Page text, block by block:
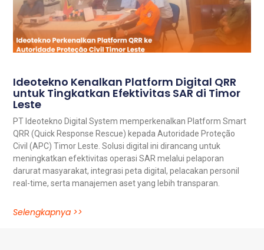
Ideotekno Kenalkan Platform Digital QRR
untuk Tingkatkan Efektivitas SAR di Timor
Leste
PT Ideotekno Digital System memperkenalkan Platform Smart
QRR (Quick Response Rescue) kepada Autoridade Proteção
Civil (APC) Timor Leste. Solusi digital ini dirancang untuk
meningkatkan efektivitas operasi SAR melalui pelaporan
darurat masyarakat, integrasi peta digital, pelacakan personil
real-time, serta manajemen aset yang lebih transparan.
Selengkapnya >>